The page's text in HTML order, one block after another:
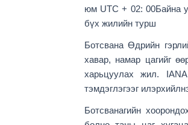
юм UTC + 02: 00Байна
бүх жилийн турш
БотсванаӨдрийн
хавар, намар цагийг
харьцуулах жил.
тэмдэглэгээг
Ботсванагийн